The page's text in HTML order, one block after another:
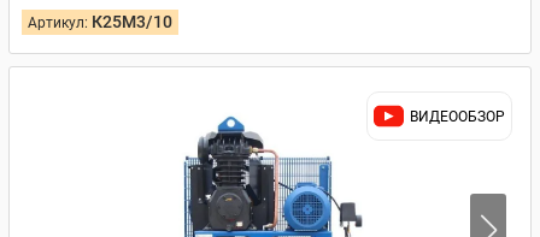
Артикул: К25М3/10
ВИДЕООБЗОР